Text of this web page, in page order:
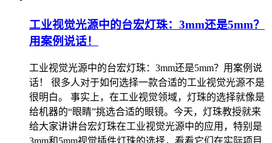
工业视觉光源中的台宏灯珠：3mm还是5mm？
用案例说话！
工业视觉光源中的台宏灯珠：3mm还是5mm？用案例说
话！ 很多人对于如何选择一款合适的工业视觉光源不是
很明白。 事实上，在工业视觉领域，灯珠的选择就像是
给机器的“眼睛”挑选合适的眼镜。今天，灯珠教授就来
给大家讲讲台宏灯珠在工业视觉光源中的应用，特别是
3mm和5mm视觉插件灯珠的选择，看看它们在实际项目